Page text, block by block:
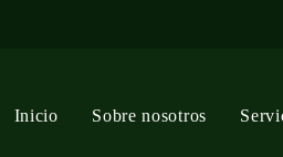
Inicio Sobre nosotros